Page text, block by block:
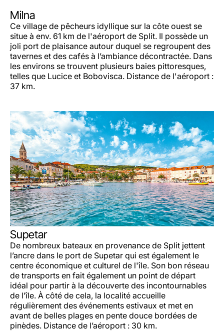
Milna
Ce village de pêcheurs idyllique sur la côte ouest se
situe à env. 61 km de l'aéroport de Split. Il possède un
joli port de plaisance autour duquel se regroupent des
tavernes et des cafés à l’ambiance décontractée. Dans
les environs se trouvent plusieurs baies pittoresques,
telles que Lucice et Bobovisca. Distance de l'aéroport :
37 km.
Supetar
De nombreux bateaux en provenance de Split jettent
l’ancre dans le port de Supetar qui est également le
centre économique et culturel de l'île. Son bon réseau
de transports en fait également un point de départ
idéal pour partir à la découverte des incontournables
de l’île. À côté de cela, la localité accueille
régulièrement des événements estivaux et met en
avant de belles plages en pente douce bordées de
pinèdes. Distance de l’aéroport : 30 km.